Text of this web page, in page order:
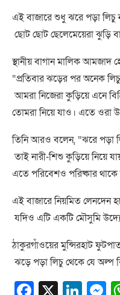
এই বাজারে শুধু ঝরে পড়া লিচু
ছোট ছোট ছেলেমেয়েরা ঝুড়ি
স্থানীয় বাগান মালিক আমজাদ
“প্রতিবার ঝড়ের পর অনেক
আমরা নিজেরা কুড়িয়ে এনে
তোমরা নিয়ে যাও। এতে
তিনি আরও বলেন, “ঝরে পড়া
তাই নারী-শিশু কুড়িয়ে নিয়ে
এতে পরিবেশও পরিষ্কার
এই বাজারে নিয়মিত লেনদেন
যদিও এটি একটি মৌসুমি
ঠাকুরগাঁওয়ের মুন্সিরহাট
ঝড়ে পড়া লিচু থেকে যে অল্প